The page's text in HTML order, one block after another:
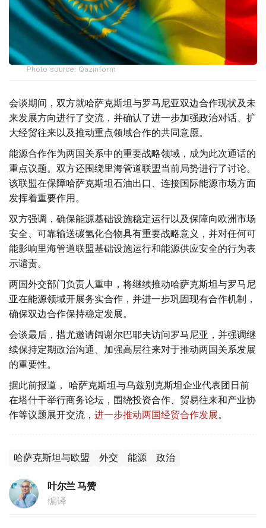
Photo source: Qazinform
会谈期间，双方就哈萨克斯坦与罗马尼亚双边合作现状及未
来发展方向进行了交流，并确认了进一步加强政治对话、扩
大经贸往来以及推动重点领域合作的共同意愿。
能源合作作为两国关系中的重要战略领域，成为此次通话的
重点议题。双方还围绕里海管道联盟当前局势进行了讨论。
该联盟在保障哈萨克斯坦石油出口、连接国际能源市场方面
发挥着重要作用。
双方强调，确保能源基础设施稳定运行以及保障向欧洲市场
安全、可靠输送碳氢化合物具有重要战略意义，并对任何可
能影响里海管道联盟基础设施运行和能源供应安全的行为表
示谴责。
两国外交部门负责人重申，将继续推动哈萨克斯坦与罗马尼
亚在能源领域开展务实合作，并进一步巩固现有合作机制，
确保双边合作保持稳定发展。
会谈最后，措尤邀请阔谢尔巴耶夫访问罗马尼亚，并强调继
续保持定期政治沟通、加强高层往来对于推动两国关系发展
的重要性。
据此前报道， 哈萨克斯坦与乌兹别克斯坦企业代表团日前
在塔什干举行商务论坛，围绕投资合作、贸易往来和产业协
作等议题展开交流， 进一步推动两国经贸合作发展。
哈萨克斯坦与欧盟 外交 能源 政治
叶尔兰 马赞
编译